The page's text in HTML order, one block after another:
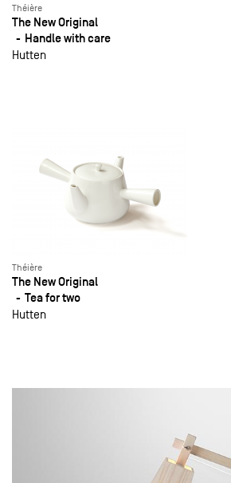
Théière
The New Original
Handle with care
Hutten
Théière
The New Original
Tea for two
Hutten